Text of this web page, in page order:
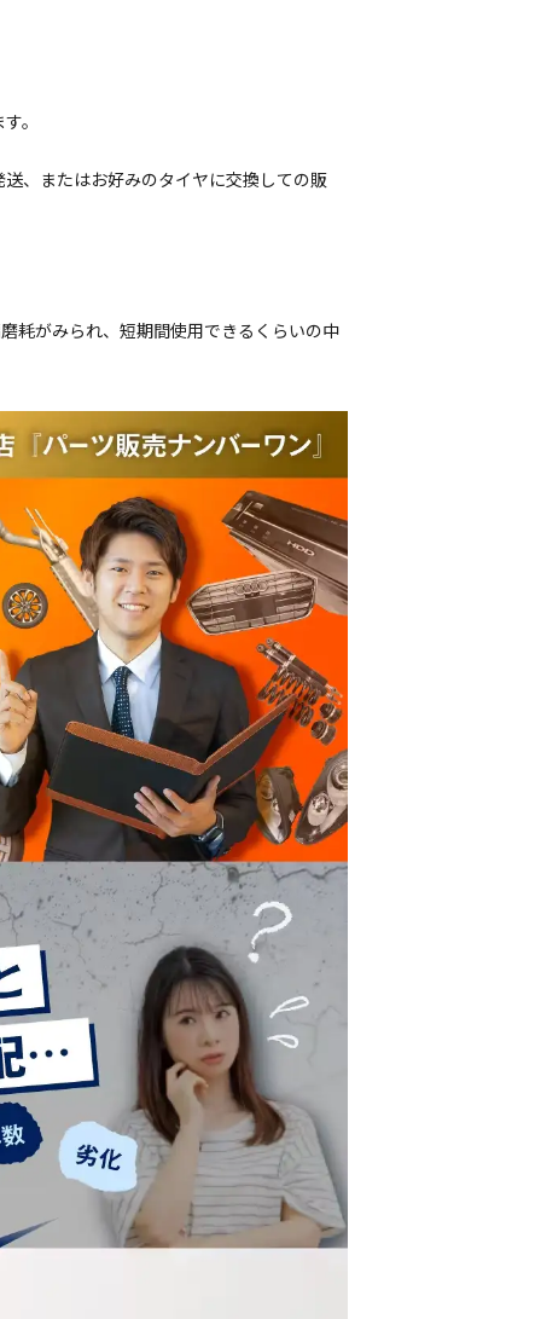
。
、またはお好みのタイヤに交換しての販
耗がみられ、短期間使用できるくらいの中